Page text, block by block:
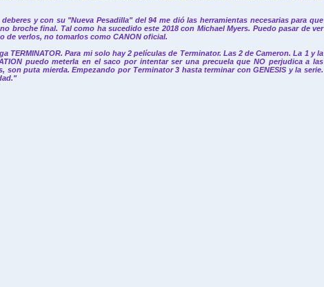
y con su "Nueva Pesadilla" del 94 me dió las herramientas necesarias para que
broche final. Tal como ha sucedido este 2018 con Michael Myers. Puedo pasar de ver
de verlos, no tomarlos como CANON oficial.
TERMINATOR. Para mi solo hay 2 películas de Terminator. Las 2 de Cameron. La 1 y la
puedo meterla en el saco por intentar ser una precuela que NO perjudica a las
son puta mierda. Empezando por Terminator 3 hasta terminar con GENESIS y la serie.